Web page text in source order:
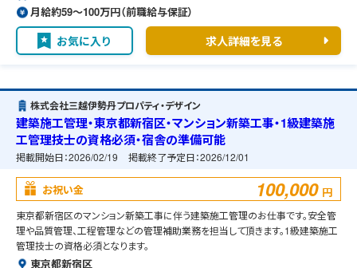
月給約59〜100万円（前職給与保証）
お気に入り 求人詳細を見る
株式会社三越伊勢丹プロパティ・デザイン
建築施工管理・東京都新宿区・マンション新築工事・1級建築施
工管理技士の資格必須・宿舎の準備可能
掲載開始日：2026/02/19 掲載終了予定日：2026/12/01
お祝い金 100,000 円
東京都新宿区のマンション新築工事に伴う建築施工管理のお仕事です。安全管
理や品質管理、工程管理などの管理補助業務を担当して頂きます。1級建築施工
管理技士の資格必須となります。
東京都新宿区